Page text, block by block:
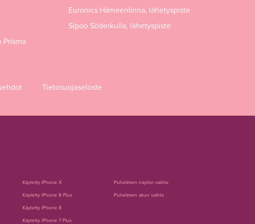
Euronics Hämeenlinna, lähetyspiste
Sipoo Söderkulla, lähetyspiste
Tietosuojaseloste
Käytetty iPhone X
Käytetty iPhone 8 Plus
Käytetty iPhone 8
Käytetty iPhone 7 Plus
Puhelimen näytön vaihto
Puhelimen akun vaihto